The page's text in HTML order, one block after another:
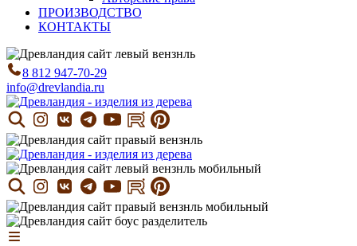
ПРОИЗВОДСТВО
КОНТАКТЫ
8 812 947-70-29
info@drevlandia.ru